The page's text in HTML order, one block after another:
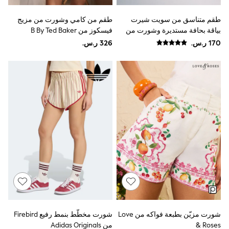
Smiggle
Eastpak
Bags & Backpacks
Caps
Belts
Polo Shirts
All Girls Sports & Swimwear
T-Shirts
Bags & Backpacks
Lunchboxes
Caps
Blouses
Polo Shirts
GIRLS
E-Gift Card
New In
New In from Next
0-2 years
3-5 years
6-8 years
طقم متناسق من سويت شيرت
بياقة بحافة مستديرة وشورت من
The Set
طقم من كامي وشورت من مزيج
فيسكوز من B By Ted Baker
شورت مزيّن بطبعة فواكه من Love
& Roses
شورت مخطّط بنمط رفيع Firebird
من Adidas Originals